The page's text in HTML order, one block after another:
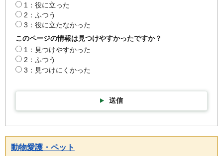
1：役に立った
2：ふつう
3：役に立たなかった
このページの情報は見つけやすかったですか？
1：見つけやすかった
2：ふつう
3：見つけにくかった
送信
動物愛護・ペット